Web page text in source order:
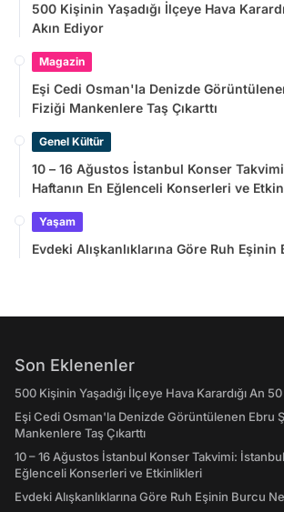
500 Kişinin Yaşadığı İlçeye Hava
Akın Ediyor
Magazin
Eşi Cedi Osman'la Denizde
Fiziği Mankenlere Taş Çıkarttı
Genel Kültür
10 – 16 Ağustos İstanbul Konser
Haftanın En Eğlenceli Konserleri ve
Yaşam
Evdeki Alışkanlıklarına Göre Ruh Eşinin
Son Eklenenler
500 Kişinin Yaşadığı İlçeye Hava Karardığı An
Eşi Cedi Osman'la Denizde Görüntülenen Ebru
Mankenlere Taş Çıkarttı
10 – 16 Ağustos İstanbul Konser Takvimi:
Eğlenceli Konserleri ve Etkinlikleri
Evdeki Alışkanlıklarına Göre Ruh Eşinin Burcu